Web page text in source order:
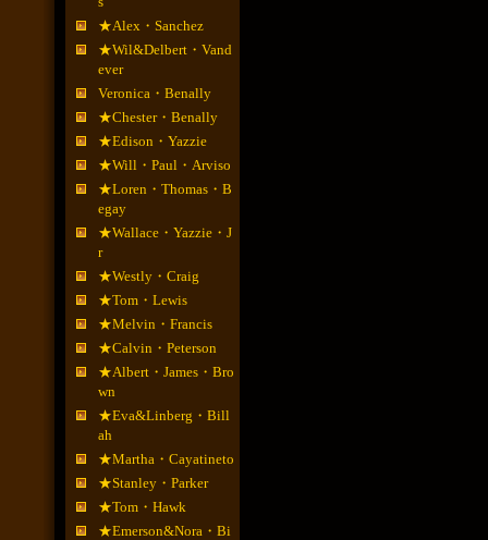
★Alex・Sanchez
★Wil&Delbert・Vand
ever
Veronica・Benally
★Chester・Benally
★Edison・Yazzie
★Will・Paul・Arviso
★Loren・Thomas・B
egay
★Wallace・Yazzie・J
r
★Westly・Craig
★Tom・Lewis
★Melvin・Francis
★Calvin・Peterson
★Albert・James・Bro
wn
★Eva&Linberg・Bill
ah
★Martha・Cayatineto
★Stanley・Parker
★Tom・Hawk
★Emerson&Nora・Bi